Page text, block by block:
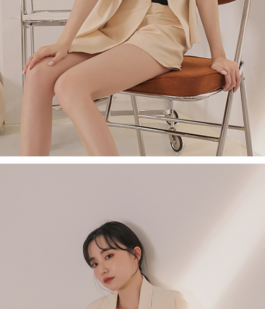
納金が加算されます。未成年の利用者は、事前に法定代理人または後見人
の同意を得ればAFTEEをご利用いただけます。
個人情報の処理、利用について疑問がある、または関連する法律の権利を
行使したい場合は、ネットプロテクションズ
cs_tw@netprotections.co.jp
にご連絡ください。上記に示した個人情報を、必要な購入注文書とあわせ
てAFTEEにご提供いただく、またはAFTEEにあなたの個人情報の収集、処
理、利用を許可することににご同意いただけない場合は、当サービスを選
択しないでください。